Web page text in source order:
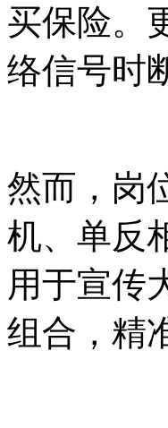
买保险。
络信号时
然而，岗
机、单反
用于宣传
组合，精